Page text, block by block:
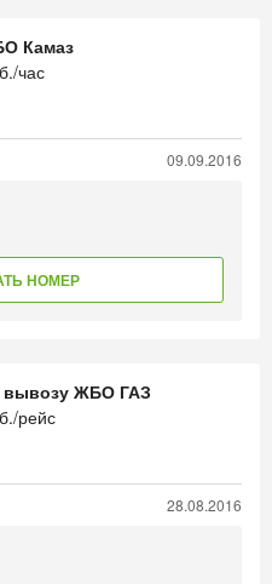
Камаз
час
09.09.2016
НОМЕР
вывозу ЖБО ГАЗ
рейс
28.08.2016